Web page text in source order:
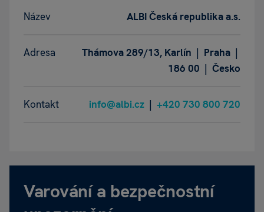
Název ALBI Česká republika a.s.
Adresa
Thámova 289/13, Karlín | Praha |
186 00 | Česko
Kontakt info@albi.cz | +420 730 800 720
Varování a bezpečnostní